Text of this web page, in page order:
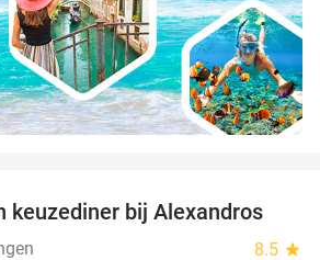
31%
keuzediner bij Alexandros
8.5 star